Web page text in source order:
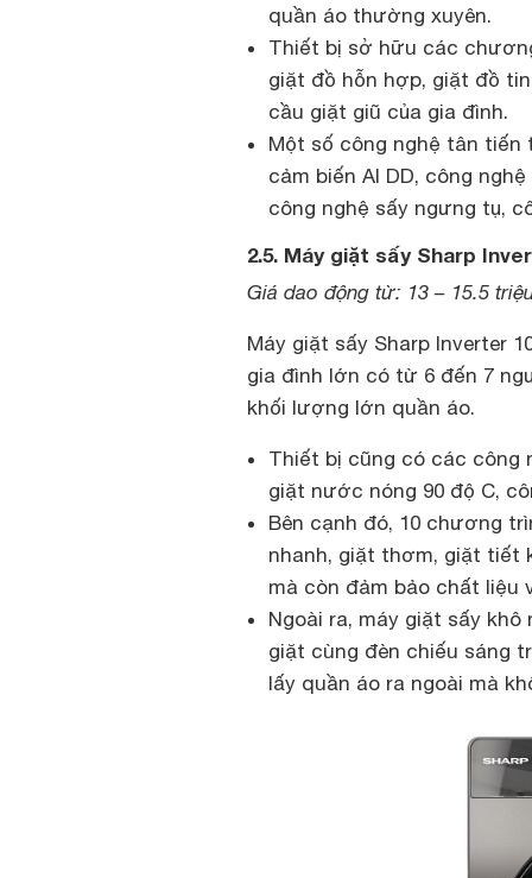
quần áo thường xuyên.
Thiết bị sở hữu các
giặt đồ hỗn hợp, giặt đồ
cầu giặt giũ của gia đình.
Một số công nghệ tân tiến
cảm biến AI DD, công
công nghệ sấy ngưng tụ,
2.5. Máy giặt sấy Sharp
Giá dao động từ: 13 – 15.5
Máy giặt sấy Sharp Inverter
gia đình lớn có từ 6 đến 7
khối lượng lớn quần áo.
Thiết bị cũng có các công
giặt nước nóng 90 độ C,
Bên cạnh đó, 10 chương
nhanh, giặt thơm, giặt tiết
mà còn đảm bảo chất liệu
Ngoài ra, máy giặt sấy
giặt cùng đèn chiếu sáng
lấy quần áo ra ngoài mà